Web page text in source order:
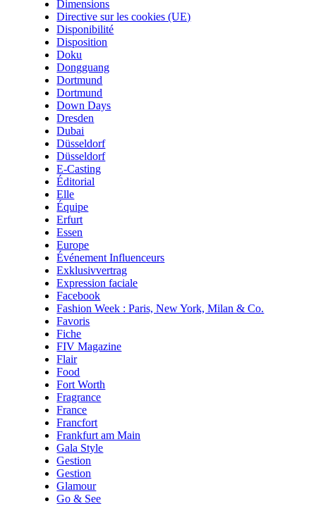
Dimensions
Directive sur les cookies (UE)
Disponibilité
Disposition
Doku
Dongguang
Dortmund
Dortmund
Down Days
Dresden
Dubai
Düsseldorf
Düsseldorf
E-Casting
Éditorial
Elle
Équipe
Erfurt
Essen
Europe
Événement Influenceurs
Exklusivvertrag
Expression faciale
Facebook
Fashion Week : Paris, New York, Milan & Co.
Favoris
Fiche
FIV Magazine
Flair
Food
Fort Worth
Fragrance
France
Francfort
Frankfurt am Main
Gala Style
Gestion
Gestion
Glamour
Go & See